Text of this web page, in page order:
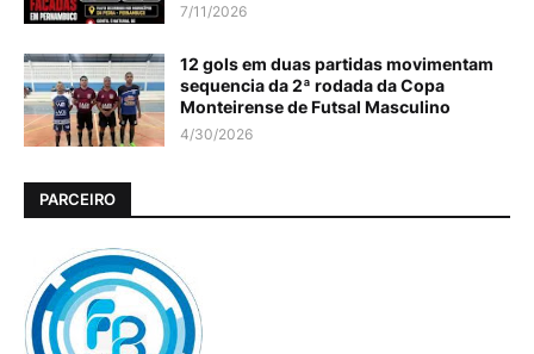
7/11/2026
12 gols em duas partidas movimentam
sequencia da 2ª rodada da Copa
Monteirense de Futsal Masculino
4/30/2026
PARCEIRO